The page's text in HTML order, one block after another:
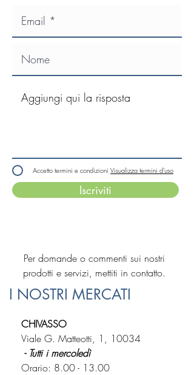
Accetto termini e condizioni Visualizza termini d'uso
Iscriviti
Per domande o commenti sui nostri
prodotti e servizi, mettiti in contatto.
I NOSTRI MERCATI
CHIVASSO
Viale G. Matteotti, 1, 10034
- Tutti i mercoledì
Orario: 8.00 - 13.00